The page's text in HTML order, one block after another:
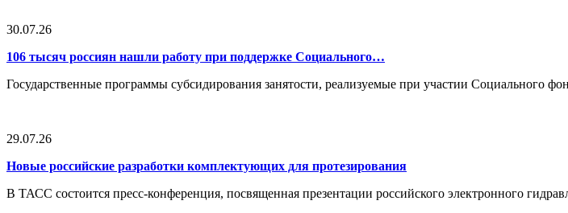
30.07.26
106 тысяч россиян нашли работу при поддержке Социального…
Государственные программы субсидирования занятости, реализуемые при участии Социального
29.07.26
Новые российские разработки комплектующих для протезирования
В ТАСС состоится пресс-конференция, посвященная презентации российского электронного